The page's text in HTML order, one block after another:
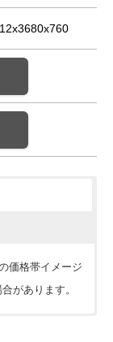
価格帯イメージ
があります。